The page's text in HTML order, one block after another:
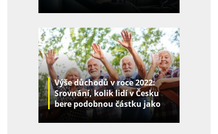
Výše důchodů v roce 2022:
Srovnání, kolik lidí v Česku
bere podobnou částku jako